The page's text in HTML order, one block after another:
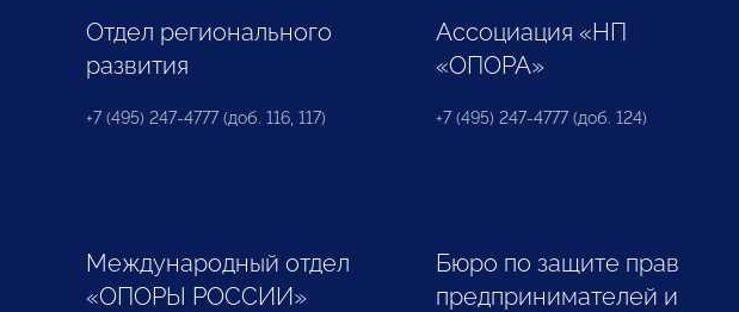
Отдел регионального
развития
+7 (495) 247-4777 (доб. 116, 117)
Ассоциация «НП
«ОПОРА»
+7 (495) 247-4777 (доб. 124)
Международный отдел
«ОПОРЫ РОССИИ»
Бюро по защите прав
предпринимателей и